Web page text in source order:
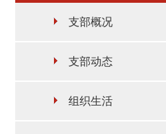
支部概况
支部动态
组织生活